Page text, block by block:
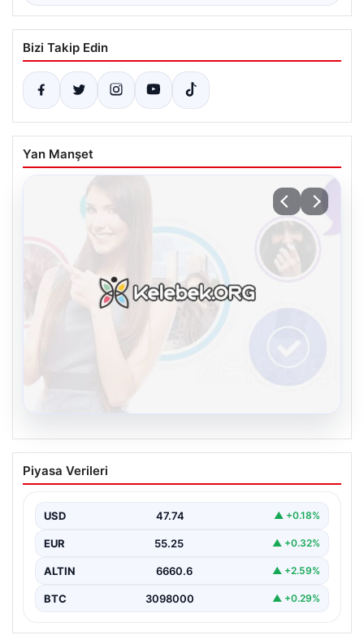
Bizi Takip Edin
Yan Manşet
Kelebek.Org İle Sanal İletişimin Seviyeli
Adresi Ve Muhabbet Deneyimi
oluşturması kritik bir hassasiyet taşımaktadır. Halen
çeşitli…
Piyasa Verileri
USD 47.74 ▲ +0.18%
EUR 55.25 ▲ +0.32%
ALTIN 6660.6 ▲ +2.59%
BTC 3098000 ▲ +0.29%